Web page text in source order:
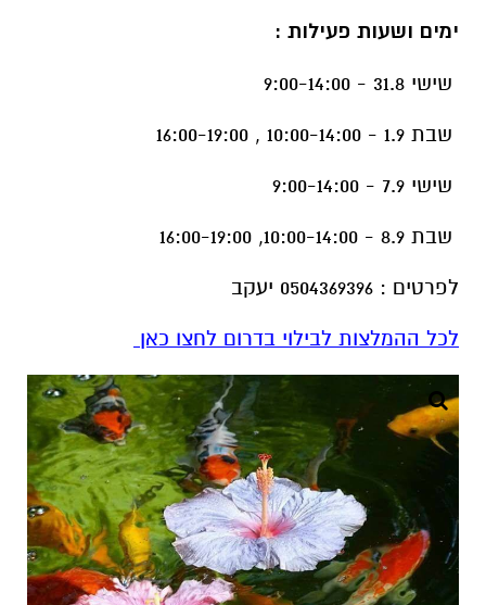
ימים ושעות פעילות :
שישי 31.8 - 9:00-14:00
שבת 1.9 - 10:00-14:00 , 16:00-19:00
שישי 7.9 - 9:00-14:00
שבת 8.9 - 10:00-14:00, 16:00-19:00
לפרטים : 0504369396 יעקב
לכל ההמלצות לבילוי בדרום לחצו כאן